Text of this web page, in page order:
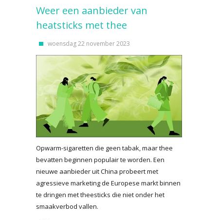
Weer een aanbieder van
heatsticks met thee
woensdag 22 november 2023
Opwarm-sigaretten die geen tabak, maar thee
bevatten beginnen populair te worden. Een
nieuwe aanbieder uit China probeert met
agressieve marketing de Europese markt binnen
te dringen met theesticks die niet onder het
smaakverbod vallen.